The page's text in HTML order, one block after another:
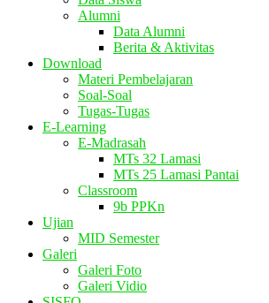
Alumni
Data Alumni
Berita & Aktivitas
Download
Materi Pembelajaran
Soal-Soal
Tugas-Tugas
E-Learning
E-Madrasah
MTs 32 Lamasi
MTs 25 Lamasi Pantai
Classroom
9b PPKn
Ujian
MID Semester
Galeri
Galeri Foto
Galeri Vidio